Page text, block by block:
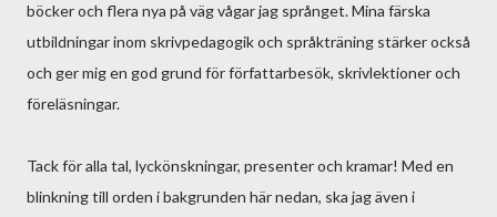
böcker och flera nya på väg vågar jag språnget. Mina färska
utbildningar inom skrivpedagogik och språkträning stärker också
och ger mig en god grund för författarbesök, skrivlektioner och
föreläsningar.
Tack för alla tal, lyckönskningar, presenter och kramar! Med en
blinkning till orden i bakgrunden här nedan, ska jag även i